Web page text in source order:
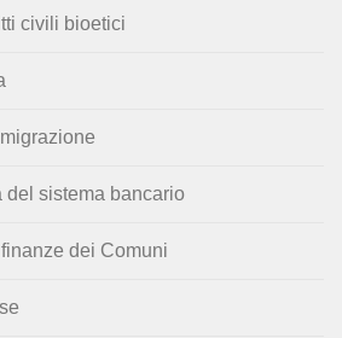
civili bioetici
del sistema bancario
dei Comuni